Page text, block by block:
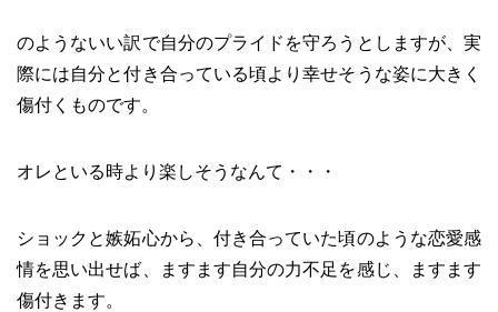
のようないい訳で自分のプライドを守ろうとしますが、実
際には自分と付き合っている頃より幸せそうな姿に大きく
傷付くものです。
オレといる時より楽しそうなんて・・・
ショックと嫉妬心から、付き合っていた頃のような恋愛感
情を思い出せば、ますます自分の力不足を感じ、ますます
傷付きます。